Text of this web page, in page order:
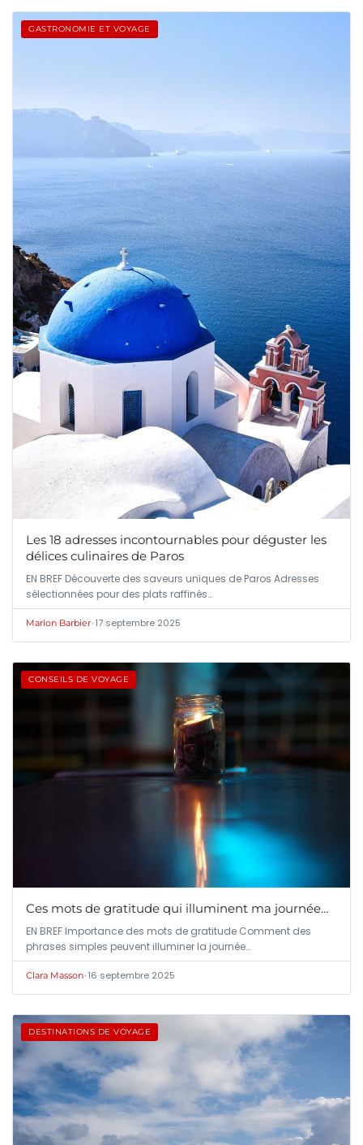
GASTRONOMIE ET VOYAGE
Les 18 adresses incontournables pour déguster les
délices culinaires de Paros
EN BREF Découverte des saveurs uniques de Paros Adresses
sélectionnées pour des plats raffinés…
Marion Barbier•17 septembre 2025
CONSEILS DE VOYAGE
Ces mots de gratitude qui illuminent ma journée…
EN BREF Importance des mots de gratitude Comment des
phrases simples peuvent illuminer la journée…
Clara Masson•16 septembre 2025
DESTINATIONS DE VOYAGE